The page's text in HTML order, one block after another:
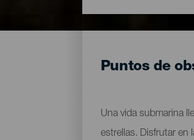
Puntos de
Una vida submarina
estrellas. Disfrutar en